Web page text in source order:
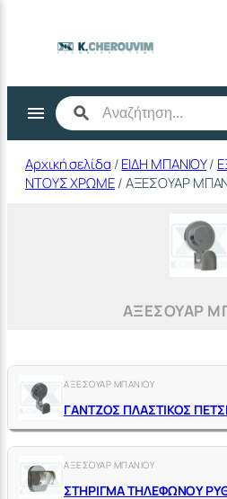
περιεχόμενο
Αρχική σελίδα /ΕΙΔΗ ΜΠΑΝΙΟΥ/
ΝΤΟΥΣ ΧΡΩΜΕ/ ΑΞΕΣΟΥΑΡ
ΑΞΕΣΟΥΑΡ
ΑΞΕΣΟΥΑΡ ΜΠΑΝΙΟΥ
ΑΞΕΣΟΥΑΡ ΜΠΑΝΙΟΥ